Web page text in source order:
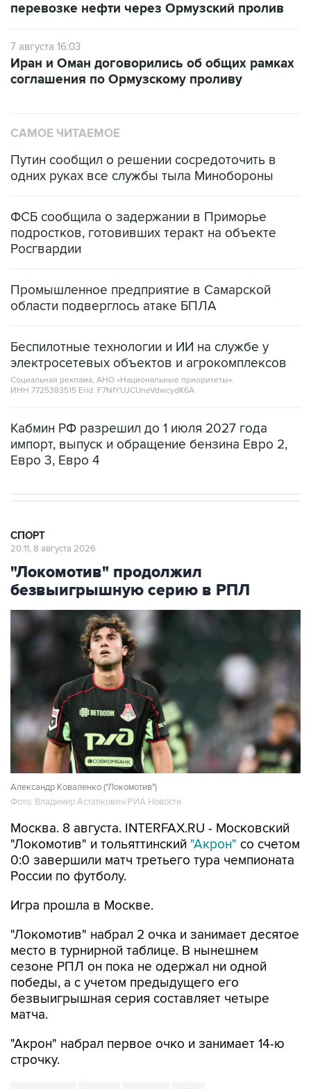
перевозке нефти через Ормузский пролив
7 августа 16:03
Иран и Оман договорились об общих рамках
соглашения по Ормузскому проливу
САМОЕ ЧИТАЕМОЕ
Путин сообщил о решении сосредоточить в
одних руках все службы тыла Минобороны
ФСБ сообщила о задержании в Приморье
подростков, готовивших теракт на объекте
Росгвардии
Промышленное предприятие в Самарской
области подверглось атаке БПЛА
Беспилотные технологии и ИИ на службе у
электросетевых объектов и агрокомплексов
Социальная реклама, АНО «Национальные приоритеты».
ИНН 7725383515 Erid: F7NfYUJCUneVdwcydK6A
Кабмин РФ разрешил до 1 июля 2027 года
импорт, выпуск и обращение бензина Евро 2,
Евро 3, Евро 4
СПОРТ
20:11, 8 августа 2026
"Локомотив" продолжил
безвыигрышную серию в РПЛ
Александр Коваленко ("Локомотив")
Фото: Владимир Астапкович/РИА Новости
Москва. 8 августа. INTERFAX.RU - Московский
"Локомотив" и тольяттинский "Акрон" со счетом
0:0 завершили матч третьего тура чемпионата
России по футболу.
Игра прошла в Москве.
"Локомотив" набрал 2 очка и занимает десятое
место в турнирной таблице. В нынешнем
сезоне РПЛ он пока не одержал ни одной
победы, а с учетом предыдущего его
безвыигрышная серия составляет четыре
матча.
"Акрон" набрал первое очко и занимает 14-ю
строчку.